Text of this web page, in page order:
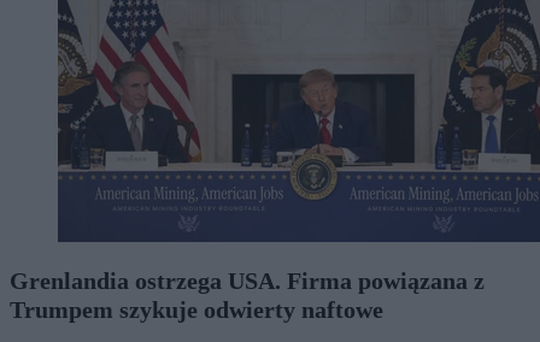
Grenlandia ostrzega USA. Firma powiązana z
Trumpem szykuje odwierty naftowe